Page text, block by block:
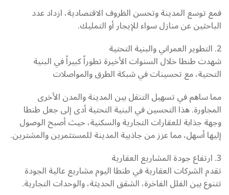
فمع توسع المدينة وتحسن الظروف الاقتصادية، ازداد عدد
الباحثين عن منازل سواء للإيجار أو التمليك.
2. التطوير العمراني والبنية التحتية
شهدت طنطا خلال السنوات الأخيرة تطوراً كبيراً في البنية
التحتية، مع تحسينات في شبكة الطرق والمواصلات
مما ساهم في تسهيل التنقل بين المدينة والمدن الأخرى
المجاورة. هذا التحسين في البنية التحتية أدى إلى جعل طنطا
وجهة جذابة للعقارات التجارية والسكنية، حيث أصبح الوصول
إليها أسهل، مما عزز من جاذبية المدينة للمستثمرين والمشترين.
3. ارتفاع جودة المشاريع العقارية
تقدم الشركات العقارية في طنطا اليوم مشاريع عالية الجودة
تتنوع بين الفلل الفاخرة، الشقق الحديثة، والوحدات التجارية.